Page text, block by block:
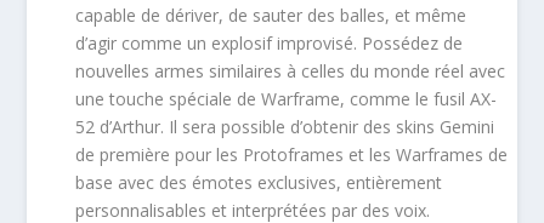
capable de dériver, de sauter des balles, et même
d’agir comme un explosif improvisé. Possédez de
nouvelles armes similaires à celles du monde réel avec
une touche spéciale de Warframe, comme le fusil AX-
52 d’Arthur. Il sera possible d’obtenir des skins Gemini
de première pour les Protoframes et les Warframes de
base avec des émotes exclusives, entièrement
personnalisables et interprétées par des voix.